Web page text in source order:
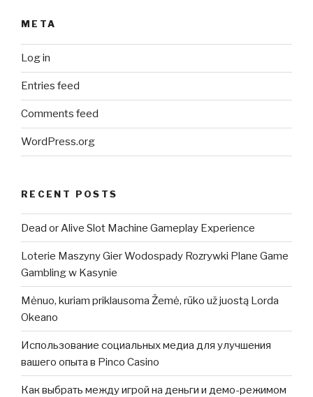
META
Log in
Entries feed
Comments feed
WordPress.org
RECENT POSTS
Dead or Alive Slot Machine Gameplay Experience
Loterie Maszyny Gier Wodospady Rozrywki Plane Game
Gambling w Kasynie
Mėnuo, kuriam priklausoma Žemė, rūko už juostą Lorda
Okeano
Использование социальных медиа для улучшения
вашего опыта в Pinco Casino
Как выбрать между игрой на деньги и демо-режимом